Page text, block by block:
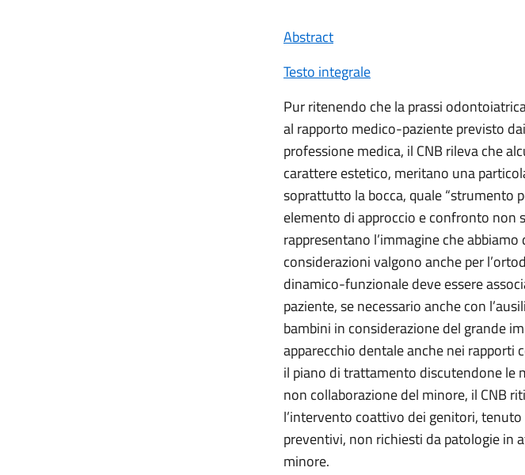
Abstract
Testo integrale
Pur ritenendo che la prassi
al rapporto medico-paziente previsto
professione medica, il CNB rileva che
carattere estetico, meritano una
soprattutto la bocca, quale “strumento
elemento di approccio e confronto non
rappresentano l’immagine che
considerazioni valgono anche per
dinamico-funzionale deve essere
paziente, se necessario anche con
bambini in considerazione del grande
apparecchio dentale anche nei rapporti
il piano di trattamento discutendone le
non collaborazione del minore, il CNB
l’intervento coattivo dei genitori,
preventivi, non richiesti da patologie in
minore.